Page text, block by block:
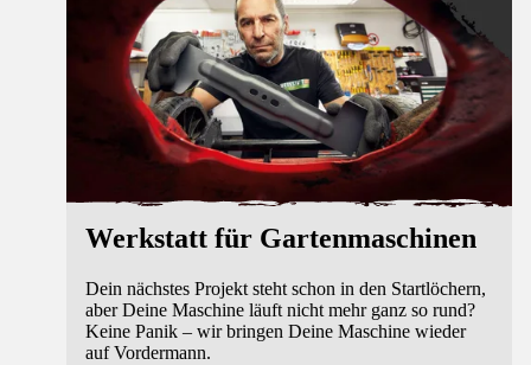
Werkstatt für Gartenmaschinen
Dein nächstes Projekt steht schon in den Startlöchern,
aber Deine Maschine läuft nicht mehr ganz so rund?
Keine Panik – wir bringen Deine Maschine wieder
auf Vordermann.